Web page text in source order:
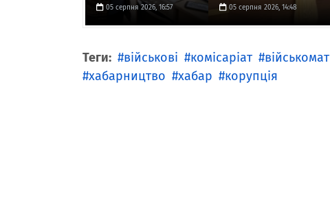
05 серпня 2026, 16:57 05 серпня 2026, 14:48
Теги: військові комісаріат військомат
хабарництво
хабар
корупція